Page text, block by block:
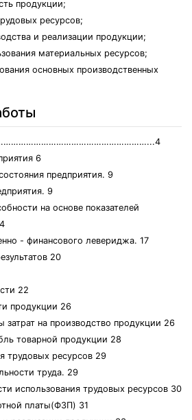
продукции;
ресурсов;
и реализации продукции;
материальных ресурсов;
основных производственных
6
предприятия. 9
9
на основе показателей
- финансового левериджа. 17
20
22
продукции 26
на производство продукции 26
товарной продукции 28
трудовых ресурсов 29
труда. 29
использования трудовых ресурсов 30
платы(ФЗП) 31